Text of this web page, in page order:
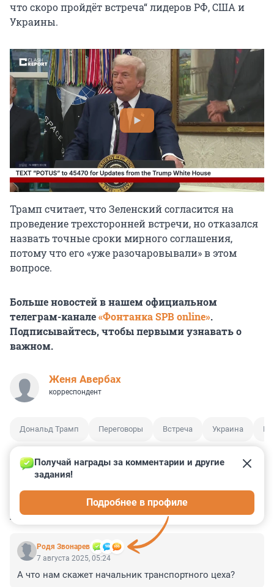
что скоро пройдёт встреча“ лидеров РФ, США и
Украины.
Трамп считает, что Зеленский согласится на
проведение трехсторонней встречи, но отказался
назвать точные сроки мирного соглашения,
потому что его «уже разочаровывали» в этом
вопросе.
Больше новостей в нашем официальном
телеграм-канале«Фонтанка SPB online».
Подписывайтесь, чтобы первыми узнавать о
важном.
Женя Авербах
корреспондент
Дональд Трамп Переговоры Встреча Украина
КОММЕНТАРИИ 83
Родя Звонарев
Получай награды за комментарии и другие
задания!
Подробнее в профиле
7 августа 2025, 05:24
А что нам скажет начальник транспортного цеха?